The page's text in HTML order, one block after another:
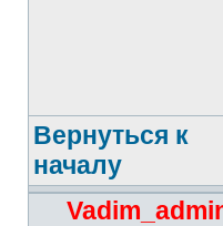
Вернуться к
началу